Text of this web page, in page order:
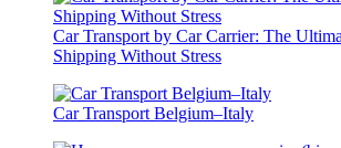
Car Transport by Car Carrier: The
Shipping Without Stress
Car Transport Belgium–Italy